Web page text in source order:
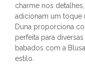
charme nos
adicionam um toque
Duna proporciona
perfeita para
babados com a
estilo.